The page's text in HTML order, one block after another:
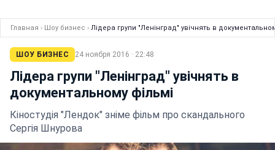
Главная › Шоу бизнес › Лідера групи "Ленінград" увічнять в
ШОУ БИЗНЕС 24 ноября 2016 · 22:48
Лідера групи "Ленінград" увічнять в
документальному фільмі
Кіностудія "Лендок" зніме фільм про скандального
Сергія Шнурова